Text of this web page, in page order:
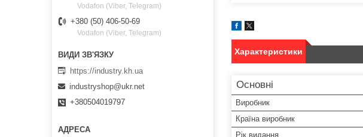
Характеристики
Основні
Виробник
Країна виробник
Рік видання
Vodafon (Viber, Telegram)
+380 (50) 406-50-69
Vodafon (Viber, Telegram)
https://industry.kh.ua
industryshop@ukr.net
+380504019797